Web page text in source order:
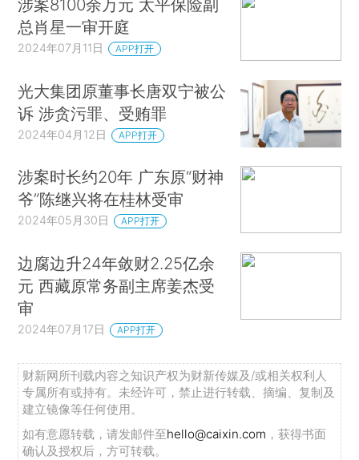
涉案8100余万元 太平保险副
总肖星一审开庭
2024年07月11日 APP打开
光大集团原董事长唐双宁被公
诉 涉贪污罪、受贿罪
2024年04月12日 APP打开
涉案时长约20年 广东原“财神
爷”陈继兴将在桂林受审
2024年05月30日 APP打开
边腐边升24年敛财2.25亿余
元 西藏原常务副主席姜杰受
审
2024年07月17日 APP打开
财新网所刊载内容之知识产权为财新传媒及/或相关权利人
专属所有或持有。未经许可，禁止进行转载、摘编、复制及
建立镜像等任何使用。
如有意愿转载，请发邮件至hello@caixin.com ，获得书面
确认及授权后，方可转载。